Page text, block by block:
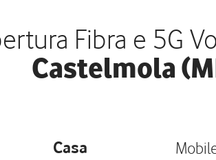
Fibra e 5G
Castelmola
Casa